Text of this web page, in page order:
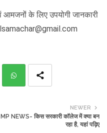
के लिए उपयोगी जानकारी
ats
NEWER
MP NEWS- किस सरकारी कॉलेज में क्या बन
रहा है, यहां पढ़िए